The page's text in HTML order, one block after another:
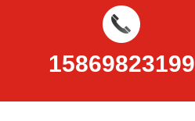
15869823199